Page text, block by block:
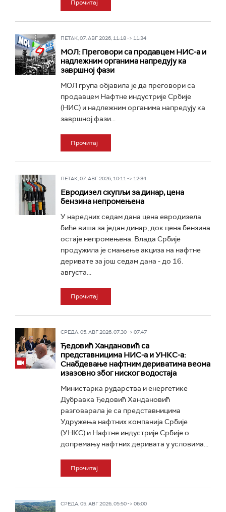
Прочитај
ПЕТАК, 07. АВГ 2026, 11:18 -> 11:34
МОЛ: Преговори са продавцем НИС-а и
надлежним органима напредују ка
завршној фази
МОЛ група објавила је да преговори са
продавцем Нафтне индустрије Србије
(НИС) и надлежним органима напредују ка
завршној фази...
Прочитај
ПЕТАК, 07. АВГ 2026, 10:11 -> 12:34
Евродизел скупљи за динар, цена
бензина непромењена
У наредних седам дана цена евродизела
биће виша за један динар, док цена бензина
остаје непромењена. Влада Србије
продужила је смањење акциза на нафтне
деривате за још седам дана - до 16.
августа...
Прочитај
СРЕДА, 05. АВГ 2026, 07:30 -> 07:47
Ђедовић Хандановић са
представницима НИС-а и УНКС-а:
Снабдевање нафтним дериватима веома
изазовно због ниског водостаја
Министарка рударства и енергетике
Дубравка Ђедовић Хандановић
разговарала је са представницима
Удружења нафтних компанија Србије
(УНКС) и Нафтне индустрије Србије о
допремању нафтних деривата у условима...
Прочитај
СРЕДА, 05. АВГ 2026, 05:50 -> 06:00